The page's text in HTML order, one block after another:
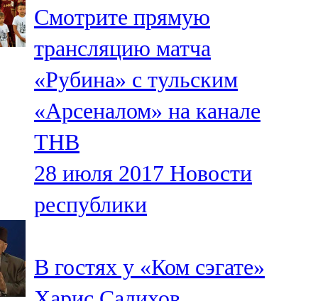
Смотрите прямую
трансляцию матча
«Рубина» с тульским
«Арсеналом» на канале
ТНВ
28 июля 2017 Новости
республики
В гостях у «Ком сэгате»